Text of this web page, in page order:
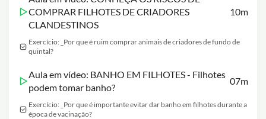
COMPRAR FILHOTES DE CRIADORES
CLANDESTINOS
10m
Exercício: _Por que é ruim comprar animais de criadores de fundo de
quintal?
Aula em vídeo: BANHO EM FILHOTES - Filhotes
podem tomar banho?
07m
Exercício: _Por que é importante evitar dar banho em filhotes durante a
época de vacinação?